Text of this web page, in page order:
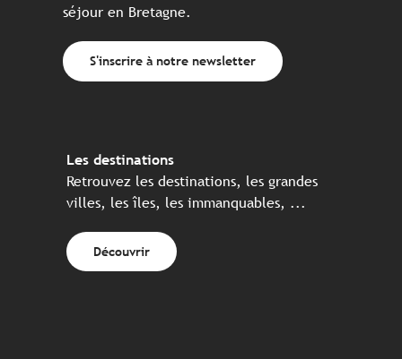
séjour en Bretagne.
S'inscrire à notre newsletter
Les destinations
Retrouvez les destinations, les grandes
villes, les îles, les immanquables, ...
Découvrir